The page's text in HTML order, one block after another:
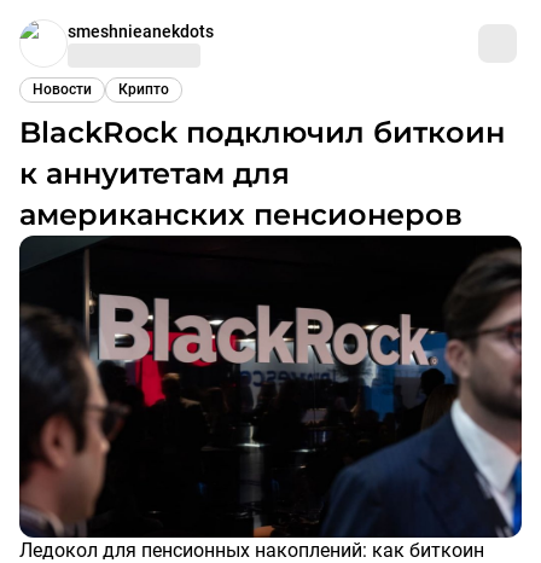
smeshnieanekdots
Новости Крипто
BlackRock подключил биткоин
к аннуитетам для
американских пенсионеров
Ледокол для пенсионных накоплений: как биткоин